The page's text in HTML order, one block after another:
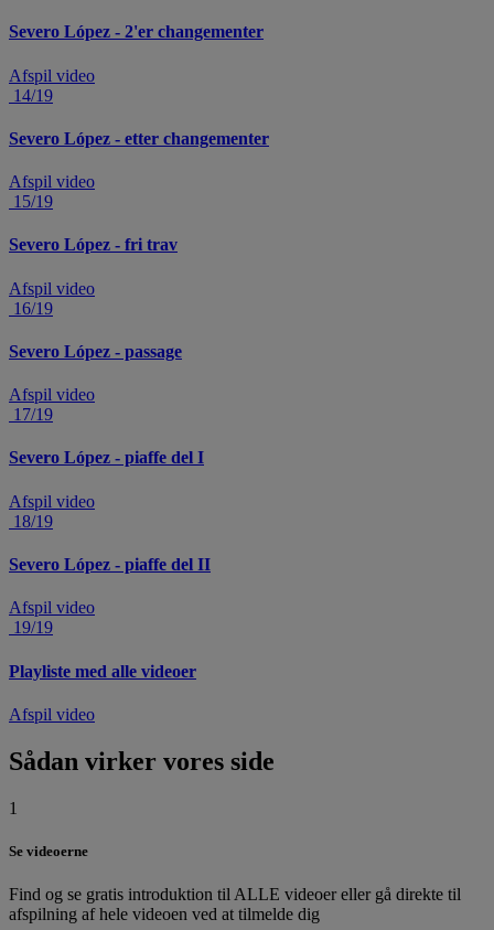
Severo López - 2'er changementer
Afspil video
14/19
Severo López - etter changementer
Afspil video
15/19
Severo López - fri trav
Afspil video
16/19
Severo López - passage
Afspil video
17/19
Severo López - piaffe del I
Afspil video
18/19
Severo López - piaffe del II
Afspil video
19/19
Playliste med alle videoer
Afspil video
Sådan virker vores side
1
Se videoerne
Find og se gratis introduktion til ALLE videoer eller gå direkte til
afspilning af hele videoen ved at tilmelde dig